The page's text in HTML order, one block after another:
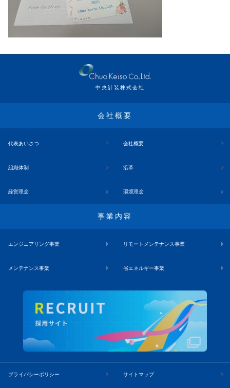
中央計装株式会社
会社概要
代表あいさつ 会社概要
組織体制 沿革
経営理念 環境理念
事業内容
エンジニアリング事業 リモートメンテナンス事業
メンテナンス事業 省エネルギー事業
プライバシーポリシー サイトマップ